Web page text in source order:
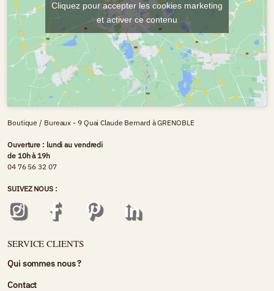
Cliquez pour accepter les cookies marketing
et activer ce contenu
Boutique / Bureaux - 9 Quai Claude Bernard à GRENOBLE
Ouverture : lundi au vendredi
de 10h à 19h
04 76 56 32 07
SUIVEZ NOUS :
SERVICE CLIENTS
Qui sommes nous ?
Contact